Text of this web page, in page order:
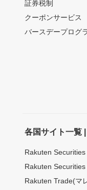
証券税制
クーポンサービス
バースデープログ
各国サイト一覧
Rakuten
Rakuten
Rakuten Trade(マ